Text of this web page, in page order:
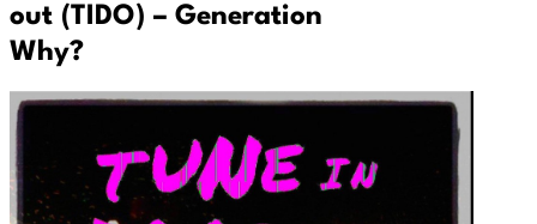
out (TIDO) – Generation
Why?